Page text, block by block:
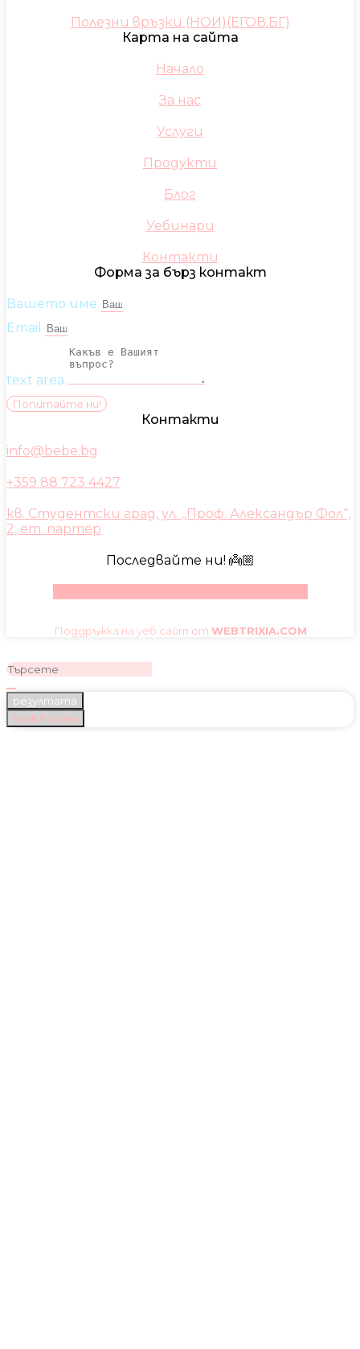
Полезни връзки (НОИ)(ЕГОВ.БГ)
Карта на сайта
Начало
За нас
Услуги
Продукти
Блог
Уебинари
Контакти
Форма за бърз контакт
Вашето име
Email
text area
Попитайте ни!
Контакти
info@bebe.bg
+359 88 723 4427
кв. Студентски град, ул. „Проф. Александър Фол“,
2, ет. партер
Последвайте ни! 👼🏼
Поддръжка на уеб сайт от WEBTRIXIA.COM
резултата
Виж всички